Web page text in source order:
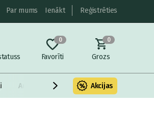
Par mums Ienākt Reģistrēties
0
Favorīti
0
Grozs
Armatūra un metāls Fasādes
Akcijas